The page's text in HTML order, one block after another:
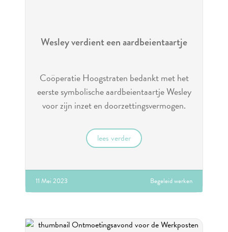
Wesley verdient een aardbeientaartje
Coöperatie Hoogstraten bedankt met het
eerste symbolische aardbeientaartje Wesley
voor zijn inzet en doorzettingsvermogen.
lees verder
11 Mei 2023 Begeleid werken